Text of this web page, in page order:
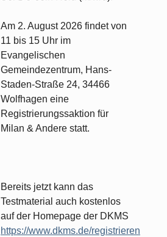
Am 2. August 2026 findet von
11 bis 15 Uhr im
Evangelischen
Gemeindezentrum, Hans-
Staden-Straße 24, 34466
Wolfhagen eine
Registrierungssaktion für
Milan & Andere statt.
Bereits jetzt kann das
Testmaterial auch kostenlos
auf der Homepage der DKMS
https://www.dkms.de/registrieren